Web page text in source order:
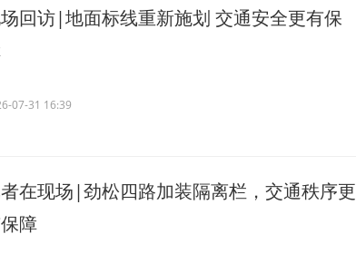
回访|地面标线重新施划 交通安全更有保
07-31 16:39
在现场|劲松四路加装隔离栏，交通秩序更
障